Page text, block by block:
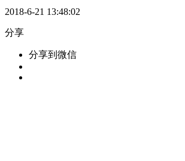
2018-6-21 13:48:02
分享
分享到微信